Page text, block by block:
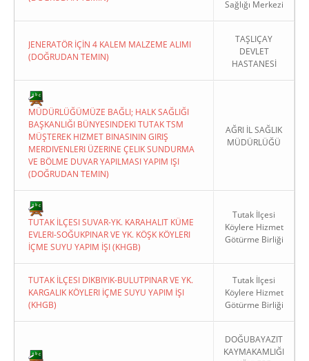
Sağlığı Merkezi
JENERATÖR İÇİN 4 KALEM MALZEME ALIMI
(DOĞRUDAN TEMIN)
TAŞLIÇAY
DEVLET
HASTANESİ
MÜDÜRLÜĞÜMÜZE BAĞLI; HALK SAĞLIĞI
BAŞKANLIĞI BÜNYESINDEKI TUTAK TSM
MÜŞTEREK HIZMET BINASININ GIRIŞ
MERDIVENLERI ÜZERINE ÇELIK SUNDURMA
VE BÖLME DUVAR YAPILMASI YAPIM IŞI
(DOĞRUDAN TEMIN)
AĞRI İL SAĞLIK
MÜDÜRLÜĞÜ
TUTAK İLÇESI SUVAR-YK. KARAHALIT KÜME
EVLERI-SOĞUKPINAR VE YK. KÖŞK KÖYLERI
İÇME SUYU YAPIM İŞI (KHGB)
Tutak İlçesi
Köylere Hizmet
Götürme Birliği
TUTAK İLÇESI DIKBIYIK-BULUTPINAR VE YK.
KARGALIK KÖYLERI İÇME SUYU YAPIM İŞI
(KHGB)
Tutak İlçesi
Köylere Hizmet
Götürme Birliği
DOĞUBAYAZIT
KAYMAKAMLIĞI